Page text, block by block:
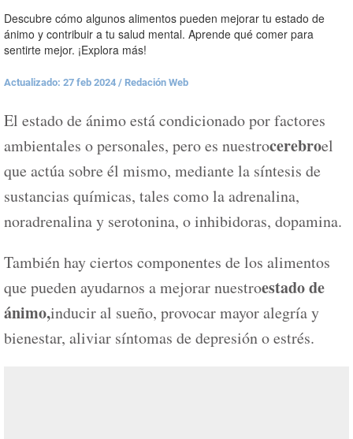
Descubre cómo algunos alimentos pueden mejorar tu estado de
ánimo y contribuir a tu salud mental. Aprende qué comer para
sentirte mejor. ¡Explora más!
Actualizado: 27 feb 2024 / Redación Web
El estado de ánimo está condicionado por factores
ambientales o personales, pero es nuestrocerebroel
que actúa sobre él mismo, mediante la síntesis de
sustancias químicas, tales como la adrenalina,
noradrenalina y serotonina, o inhibidoras, dopamina.
También hay ciertos componentes de los alimentos
que pueden ayudarnos a mejorar nuestroestado de
ánimo,inducir al sueño, provocar mayor alegría y
bienestar, aliviar síntomas de depresión o estrés.